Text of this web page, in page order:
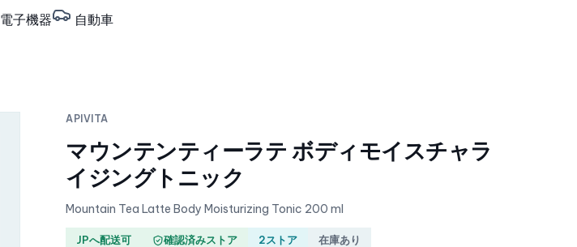
電子機器
自動車
APIVITA
マウンテンティーラテ ボディモイスチャラ
イジングトニック
Mountain Tea Latte Body Moisturizing Tonic 200 ml
JPへ配送可 確認済みストア 2ストア 在庫あり